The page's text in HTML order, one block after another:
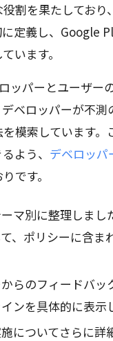
役割を果たしてお
定義し、Google
います。
ッパーとユーザー
ベロッパーが不
模索しています
よう、 デベロッパ
です。
マ別に整理しまし
、ポリシーに含
らのフィードバ
ンを具体的に表示
についてさらに